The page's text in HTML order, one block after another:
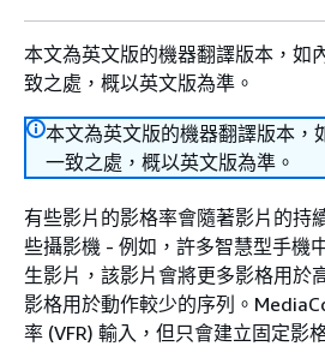
本文為英文版的機器翻譯版本，如
致之處，概以英文版為準。
本文為英文版的機器翻譯版本，
一致之處，概以英文版為準。
有些影片的影格率會隨著影片的持
些攝影機 - 例如，許多智慧型手機
生影片，該影片會將更多影格用於
影格用於動作較少的序列。
率 (VFR) 輸入，但只會建立固定影